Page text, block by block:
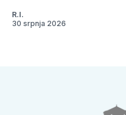
R.I.
30 srpnja 2026